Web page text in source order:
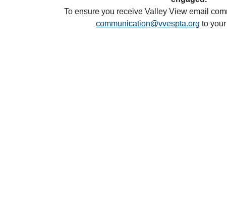
To ensure you receive Valley View email
communication@vvespta.org to